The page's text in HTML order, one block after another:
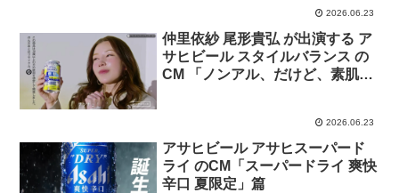
2026.06.23
仲里依紗 尾形貴弘 が出演する ア
サヒビール スタイルバランス の
CM 「ノンアル、だけど、素肌サ
ル、だけど、食生活サポートも」
篇
2026.06.23
アサヒビール アサヒスーパード
ライ のCM「スーパードライ 爽快
辛口 夏限定」篇